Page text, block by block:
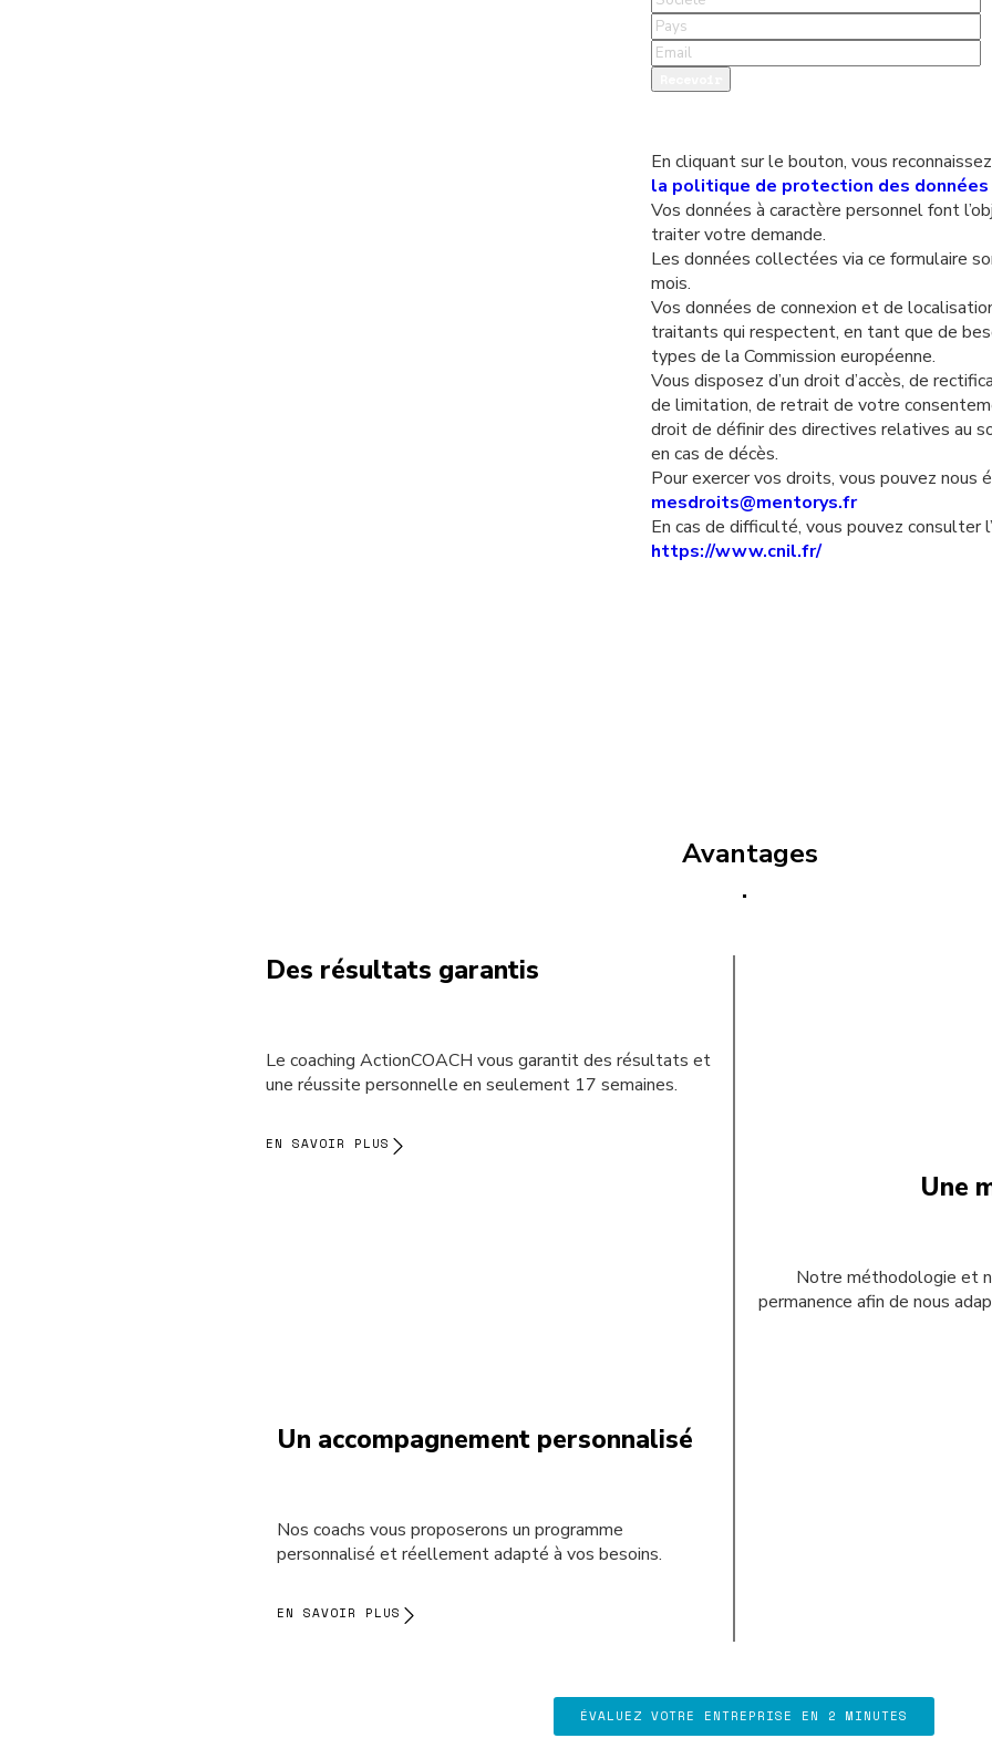
En cliquant sur le bouton, vous
la politique de protection des données
Vos données à caractère personnel font
traiter votre demande.
Les données collectées via ce formulaire
mois.
Vos données de connexion et de
traitants qui respectent, en tant que de
types de la Commission européenne.
Vous disposez d’un droit d’accès, de
de limitation, de retrait de votre
droit de définir des directives relatives au
en cas de décès.
Pour exercer vos droits, vous pouvez nous
mesdroits@mentorys.fr
En cas de difficulté, vous pouvez consulter
https://www.cnil.fr/
Avantages
.
Des résultats garantis
Le coaching ActionCOACH vous garantit des résultats et
une réussite personnelle en seulement 17 semaines.
EN SAVOIR PLUS
Une
Notre méthodologie et
permanence afin de nous
Un accompagnement personnalisé
Nos coachs vous proposerons un programme
personnalisé et réellement adapté à vos besoins.
EN SAVOIR PLUS
ÉVALUEZ VOTRE ENTREPRISE EN 2 MINUTES